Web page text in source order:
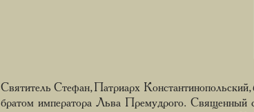
Святитель Стефан, Патриарх
братом императора Льва Премудрого.